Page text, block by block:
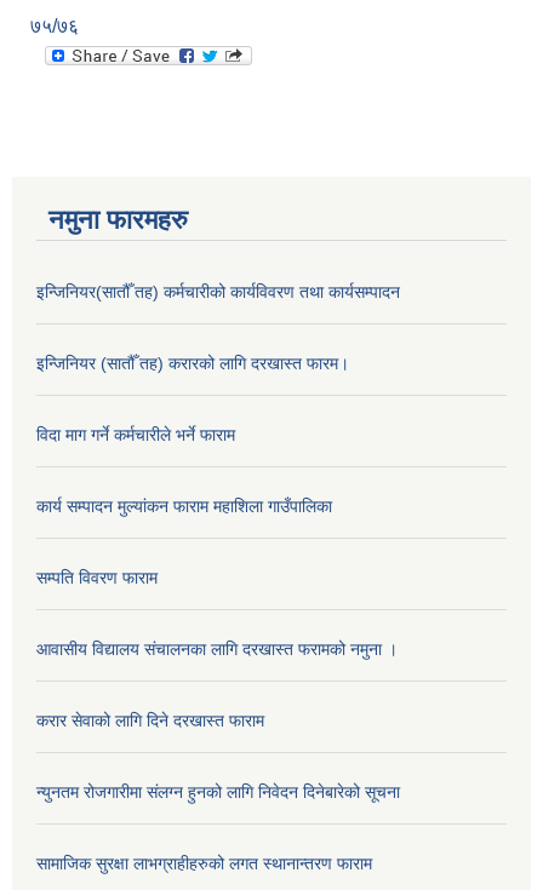
७५/७६
नमुना फारमहरु
इन्जिनियर(सातौँ तह) कर्मचारीको कार्यविवरण तथा कार्यसम्पादन
इन्जिनियर (सातौँ तह) करारको लागि दरखास्त फारम।
विदा माग गर्ने कर्मचारीले भर्ने फाराम
कार्य सम्पादन मुल्यांकन फाराम महाशिला गाउँपालिका
सम्पति विवरण फाराम
आवासीय विद्यालय संचालनका लागि दरखास्त फरामको नमुना ।
करार सेवाको लागि दिने दरखास्त फाराम
न्युनतम रोजगारीमा संलग्न हुनको लागि निवेदन दिनेबारेको सूचना
सामाजिक सुरक्षा लाभग्राहीहरुको लगत स्थानान्तरण फाराम